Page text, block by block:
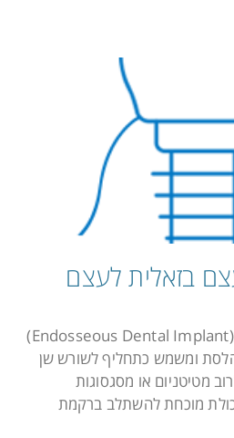
בזאלית לעצם
בהשתלת שיניים קלאסית (Endosseous Dental Implant)
ומשמש כתחליף לשורש שן
מטיטניום או מסגסוגות
מוכחת להשתלב ברקמת